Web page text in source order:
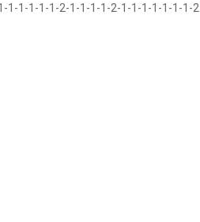
1-1-1-1-1-2-1-1-1-1-2-1-1-1-1-1-1-1-2